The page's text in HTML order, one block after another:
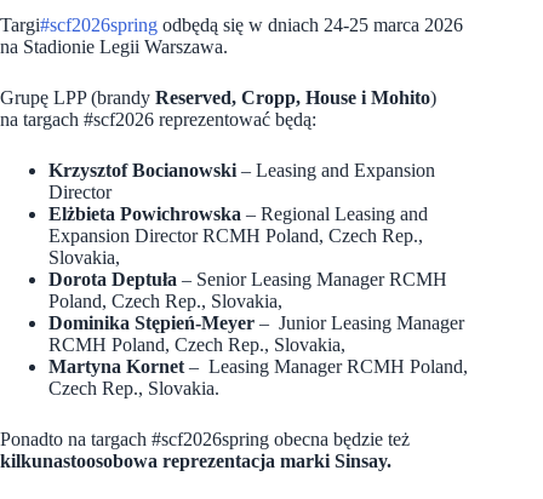
Targi#scf2026spring odbędą się w dniach 24-25 marca 2026
na Stadionie Legii Warszawa.
Grupę LPP (brandy Reserved, Cropp, House i Mohito)
na targach #scf2026 reprezentować będą:
Krzysztof Bocianowski – Leasing and Expansion
Director
Elżbieta Powichrowska – Regional Leasing and
Expansion Director RCMH Poland, Czech Rep.,
Slovakia,
Dorota Deptuła – Senior Leasing Manager RCMH
Poland, Czech Rep., Slovakia,
Dominika Stępień-Meyer – Junior Leasing Manager
RCMH Poland, Czech Rep., Slovakia,
Martyna Kornet – Leasing Manager RCMH Poland,
Czech Rep., Slovakia.
Ponadto na targach #scf2026spring obecna będzie też
kilkunastoosobowa reprezentacja marki Sinsay.